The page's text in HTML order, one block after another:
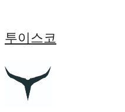
투이스코